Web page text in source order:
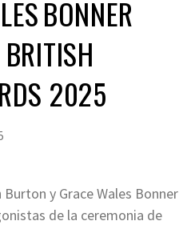
BONNER
2025
y Grace Wales Bonner
de la ceremonia de